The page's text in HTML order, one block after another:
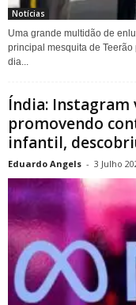
Notícias
Uma grande multidão de
principal mesquita de
dia...
Índia: Instagram
promovendo
infantil,
Eduardo Angels - 3 Julho